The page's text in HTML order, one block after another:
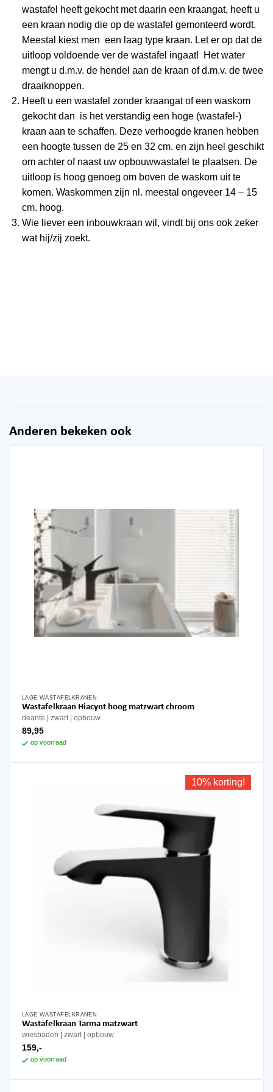
wastafel heeft gekocht met daarin een kraangat, heeft u
een kraan nodig die op de wastafel gemonteerd wordt.
Meestal kiest men een laag type kraan. Let er op dat de
uitloop voldoende ver de wastafel ingaat! Het water
mengt u d.m.v. de hendel aan de kraan of d.m.v. de twee
draaiknoppen.
Heeft u een wastafel zonder kraangat of een waskom
gekocht dan is het verstandig een hoge (wastafel-)
kraan aan te schaffen. Deze verhoogde kranen hebben
een hoogte tussen de 25 en 32 cm. en zijn heel geschikt
om achter of naast uw opbouwwastafel te plaatsen. De
uitloop is hoog genoeg om boven de waskom uit te
komen. Waskommen zijn nl. meestal ongeveer 14 – 15
cm. hoog.
Wie liever een inbouwkraan wil, vindt bij ons ook zeker
wat hij/zij zoekt.
Anderen bekeken ook
LAGE WASTAFELKRANEN
Wastafelkraan Hiacynt hoog matzwart chroom
deante zwart opbouw
89,95
op voorraad
10% korting!
LAGE WASTAFELKRANEN
Wastafelkraan Tarma matzwart
wiesbaden zwart opbouw
159,-
op voorraad